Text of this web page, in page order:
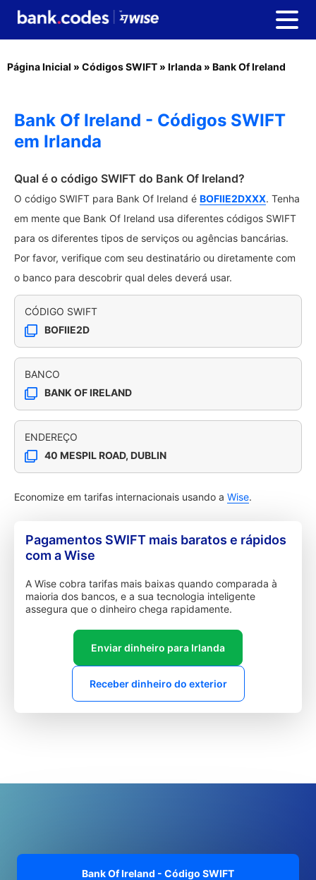
Página Inicial » Códigos SWIFT » Irlanda » Bank Of Ireland
Bank Of Ireland - Códigos SWIFT
em Irlanda
Qual é o código SWIFT do Bank Of Ireland?
O código SWIFT para Bank Of Ireland é BOFIIE2DXXX. Tenha
em mente que Bank Of Ireland usa diferentes códigos SWIFT
para os diferentes tipos de serviços ou agências bancárias.
Por favor, verifique com seu destinatário ou diretamente com
o banco para descobrir qual deles deverá usar.
CÓDIGO SWIFT
BOFIIE2D
BANCO
BANK OF IRELAND
ENDEREÇO
40 MESPIL ROAD, DUBLIN
Economize em tarifas internacionais usando a Wise.
Pagamentos SWIFT mais baratos e rápidos
com a Wise
A Wise cobra tarifas mais baixas quando comparada à
maioria dos bancos, e a sua tecnologia inteligente
assegura que o dinheiro chega rapidamente.
Enviar dinheiro para Irlanda
Receber dinheiro do exterior
Bank Of Ireland - Código SWIFT